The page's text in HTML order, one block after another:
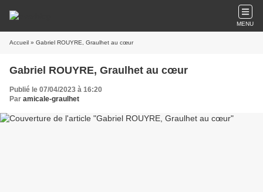
MENU
Accueil » Gabriel ROUYRE, Graulhet au cœur
Gabriel ROUYRE, Graulhet au cœur
Publié le 07/04/2023 à 16:20
Par amicale-graulhet